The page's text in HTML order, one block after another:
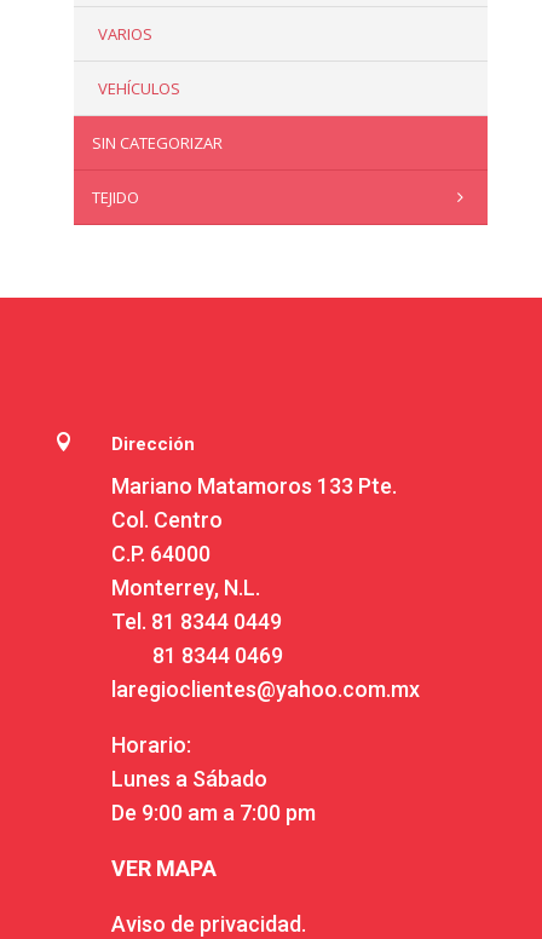
VARIOS
VEHÍCULOS
SIN CATEGORIZAR
TEJIDO
 Dirección
Mariano Matamoros 133 Pte.
Col. Centro
C.P. 64000
Monterrey, N.L.
Tel. 81 8344 0449
81 8344 0469
laregioclientes@yahoo.com.mx
Horario:
Lunes a Sábado
De 9:00 am a 7:00 pm
VER MAPA
Aviso de privacidad.